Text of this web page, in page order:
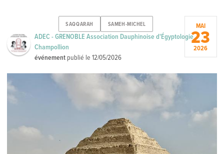
SAQQARAH SAMEH-MICHEL
ADEC - GRENOBLE Association Dauphinoise d'Égyptologie
Champollion
événement publié le12/05/2026
MAI
23
2026